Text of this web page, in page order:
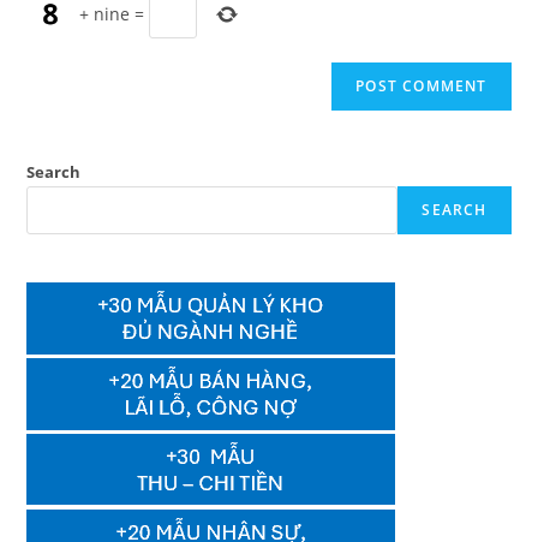
+ nine =
Search
SEARCH